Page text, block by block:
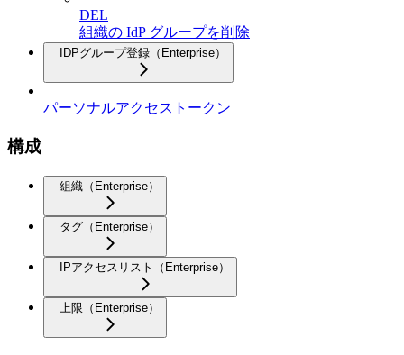
DEL
組織の IdP グループを削除
IDPグループ登録（Enterprise）
パーソナルアクセストークン
構成
組織（Enterprise）
タグ（Enterprise）
IPアクセスリスト（Enterprise）
上限（Enterprise）